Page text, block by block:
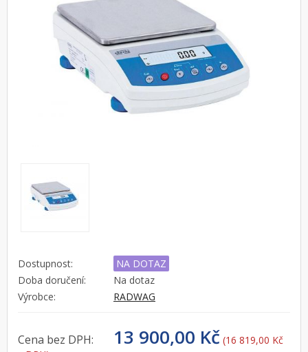
Dostupnost:
NA DOTAZ
Doba doručení:
Na dotaz
Výrobce:
RADWAG
Cena bez DPH: 13 900,00 Kč (16 819,00 Kč